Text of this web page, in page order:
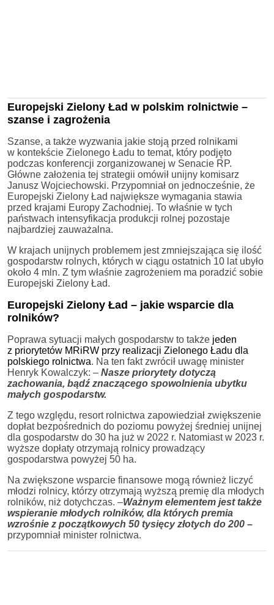
Europejski Zielony Ład w polskim rolnictwie –
szanse i zagrożenia
Szanse, a także wyzwania jakie stoją przed rolnikami
w kontekście Zielonego Ładu to temat, który podjęto
podczas konferencji zorganizowanej w Senacie RP.
Główne założenia tej strategii omówił unijny komisarz
Janusz Wojciechowski. Przypomniał on jednocześnie, że
Europejski Zielony Ład największe wymagania stawia
przed krajami Europy Zachodniej. To właśnie w tych
państwach intensyfikacja produkcji rolnej pozostaje
najbardziej zauważalna.
W krajach unijnych problemem jest zmniejszająca się ilość
gospodarstw rolnych, których w ciągu ostatnich 10 lat ubyło
około 4 mln. Z tym właśnie zagrożeniem ma poradzić sobie
Europejski Zielony Ład.
Europejski Zielony Ład – jakie wsparcie dla
rolników?
Poprawa sytuacji małych gospodarstw to także jeden
z priorytetów MRiRW przy realizacji Zielonego Ładu dla
polskiego rolnictwa. Na ten fakt zwrócił uwagę minister
Henryk Kowalczyk: – Nasze priorytety dotyczą
zachowania, bądź znaczącego spowolnienia ubytku
małych gospodarstw.
Z tego względu, resort rolnictwa zapowiedział zwiększenie
dopłat bezpośrednich do poziomu powyżej średniej unijnej
dla gospodarstw do 30 ha już w 2022 r. Natomiast w 2023 r.
wyższe dopłaty otrzymają rolnicy prowadzący
gospodarstwa powyżej 50 ha.
Na zwiększone wsparcie finansowe mogą również liczyć
młodzi rolnicy, którzy otrzymają wyższą premię dla młodych
rolników, niż dotychczas. –Ważnym elementem jest także
wspieranie młodych rolników, dla których premia
wzrośnie z początkowych 50 tysięcy złotych do 200 –
przypomniał minister rolnictwa.